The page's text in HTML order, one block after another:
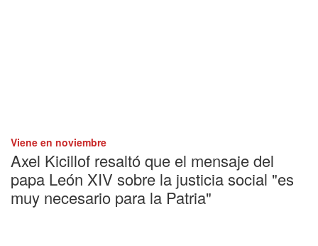
Viene en noviembre
Axel Kicillof resaltó que el mensaje del
papa León XIV sobre la justicia social "es
muy necesario para la Patria"